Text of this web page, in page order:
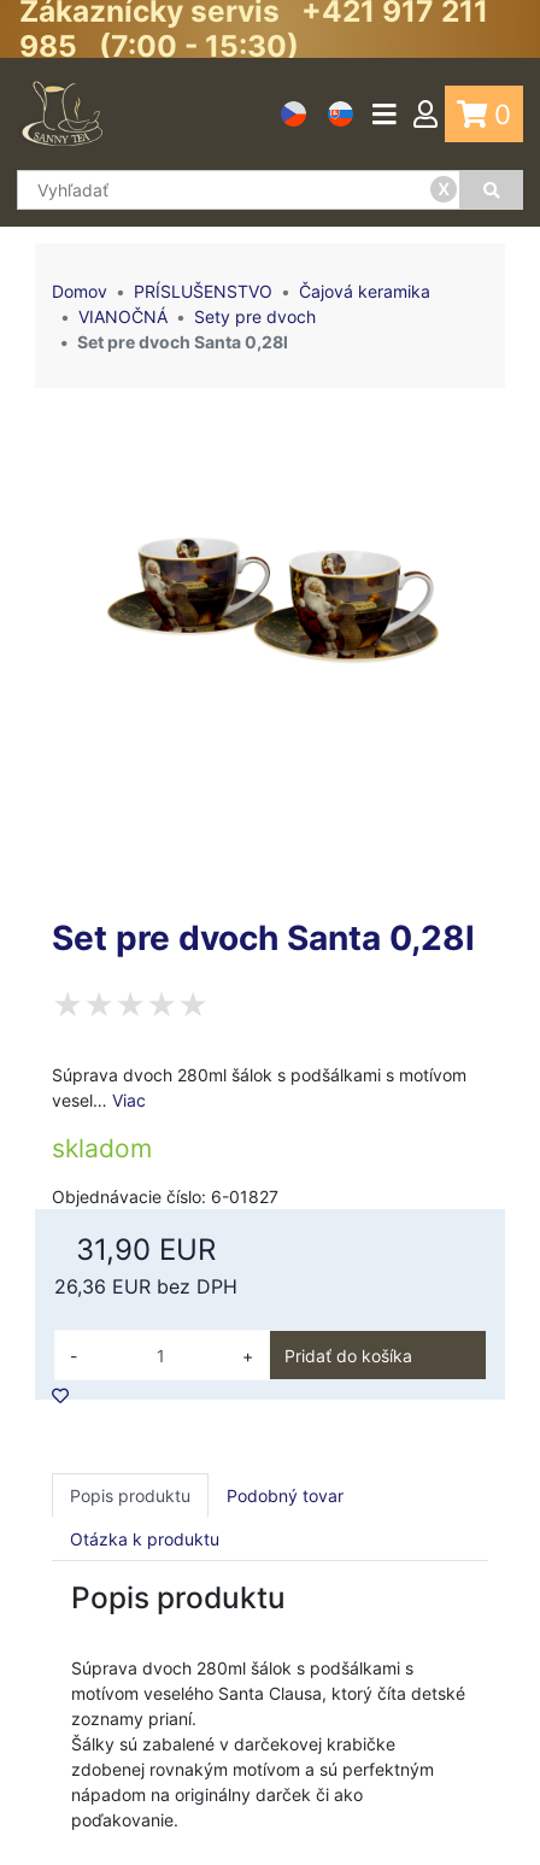
Zákaznícky servis +421 917 211
985 (7:00 - 15:30)
x
0
Domov PRÍSLUŠENSTVO
Čajová keramika
VIANOČNÁ
Sety pre dvoch
Set pre dvoch Santa 0,28l
Set pre dvoch Santa 0,28l
Súprava dvoch 280ml šálok s podšálkami s motívom
vesel… Viac
skladom
Objednávacie číslo: 6-01827
31,90 EUR
26,36 EUR bez DPH
- + Pridať do košíka
Popis produktu Podobný tovar
Otázka k produktu
Popis produktu
Súprava dvoch 280ml šálok s podšálkami s
motívom veselého Santa Clausa, ktorý číta detské
zoznamy prianí.
Šálky sú zabalené v darčekovej krabičke
zdobenej rovnakým motívom a sú perfektným
nápadom na originálny darček či ako
poďakovanie.